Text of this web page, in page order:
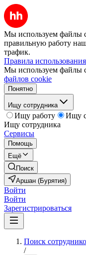
Мы используем файлы
правильную работу
трафик.
Правила
Мы используем файлы
файлов cookie
Понятно
Ищу сотрудника
Ищу работу
Ищу
Ищу сотрудника
Сервисы
Помощь
Ещё
Поиск
Аршан (Бурятия)
Войти
Войти
Зарегистрироваться
Поиск
/